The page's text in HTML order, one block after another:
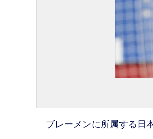
ブレーメンに所属する日